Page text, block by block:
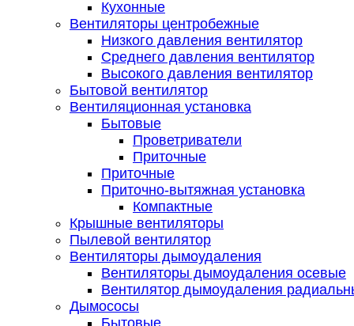
Кухонные
Вентиляторы центробежные
Низкого давления вентилятор
Среднего давления вентилятор
Высокого давления вентилятор
Бытовой вентилятор
Вентиляционная установка
Бытовые
Проветриватели
Приточные
Приточные
Приточно-вытяжная установка
Компактные
Крышные вентиляторы
Пылевой вентилятор
Вентиляторы дымоудаления
Вентиляторы дымоудаления осевые
Вентилятор дымоудаления
Дымососы
Бытовые